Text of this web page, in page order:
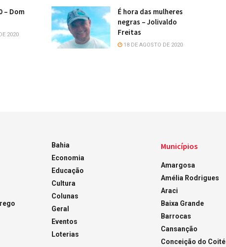
– Dom
2020
É hora das mulheres
negras – Jolivaldo
Freitas
18 DE AGOSTO DE 2020
Bahia
Economia
Educação
Cultura
Colunas
Geral
Eventos
Loterias
Municípios
Amargosa
Amélia Rodrigues
Araci
Baixa Grande
Barrocas
Cansanção
Conceição do Coité